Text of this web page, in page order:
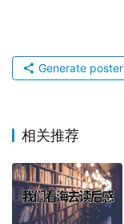
Generate poster
相关推荐